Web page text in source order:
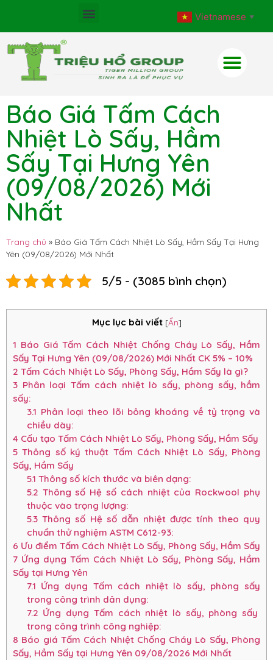
Vietnamese ▼
Báo Giá Tấm Cách
Nhiệt Lò Sấy, Hầm
Sấy Tại Hưng Yên
(09/08/2026) Mới
Nhất
Trang chủ » Báo Giá Tấm Cách Nhiệt Lò Sấy, Hầm Sấy Tại Hưng
Yên (09/08/2026) Mới Nhất
5/5 - (3085 bình chọn)
Mục lục bài viết [Ẩn]
1 Báo Giá Tấm Cách Nhiệt Chống Cháy Lò Sấy, Hầm
Sấy Tại Hưng Yên (09/08/2026) Mới Nhất CK 5% – 10%
2 Tấm Cách Nhiệt Lò Sấy, Phòng Sấy, Hầm Sấy là gì?
3 Phân loại Tấm cách nhiệt lò sấy, phòng sấy, hầm
sấy:
3.1 Phân loại theo lõi bông khoáng về tỷ trọng và
chiều dày:
4 Cấu tạo Tấm Cách Nhiệt Lò Sấy, Phòng Sấy, Hầm Sấy
5 Thông số ký thuật Tấm Cách Nhiệt Lò Sấy, Phòng
Sấy, Hầm Sấy
5.1 Thông số kích thước và biên dạng:
5.2 Thông số Hệ số cách nhiệt của Rockwool phụ
thuộc vào trọng lượng:
5.3Thông số Hệ số dẫn nhiệt được tính theo quy
chuẩn thử nghiệm ASTM C612-93:
6 Ưu điểm Tấm Cách Nhiệt Lò Sấy, Phòng Sấy, Hầm Sấy
7 Ứng dụng Tấm Cách Nhiệt Lò Sấy, Phòng Sấy, Hầm
Sấy tại Hưng Yên
7.1 Ứng dụng Tấm cách nhiệt lò sấy, phòng sấy
trong công trình dân dụng:
7.2 Ứng dụng Tấm cách nhiệt lò sấy, phòng sấy
trong công trình công nghiệp:
8 Báo giá Tấm Cách Nhiệt Chống Cháy Lò Sấy, Phòng
Sấy, Hầm Sấy tại Hưng Yên 09/08/2026 Mới Nhất